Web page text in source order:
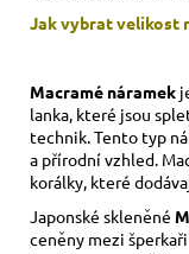
Jak vybrat velikost
Macramé náramek
lanka, které jsou
technik. Tento typ
a přírodní vzhled.
korálky, které
Japonské skleněné
ceněny mezi